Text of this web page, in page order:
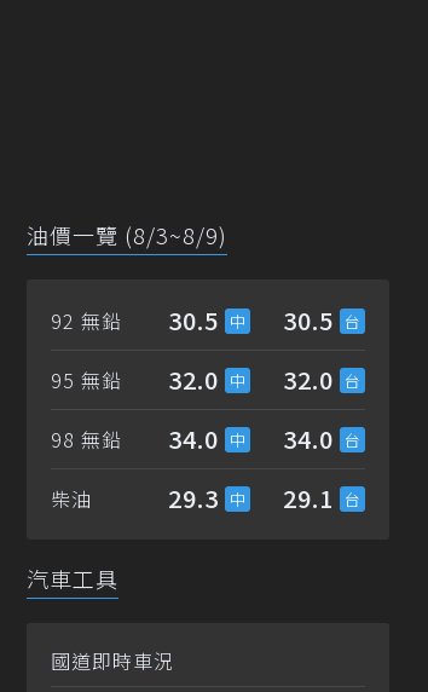
油價一覽 (8/3~8/9)
92 無鉛 30.5 30.5
95 無鉛 32.0 32.0
98 無鉛 34.0 34.0
柴油 29.3 29.1
汽車工具
國道即時車況